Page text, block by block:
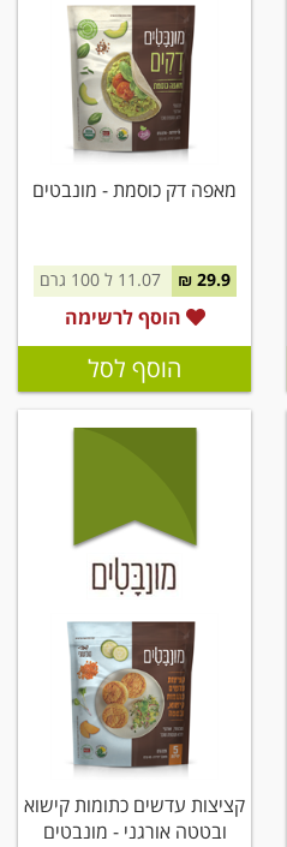
מאפה דק כוסמת - מונבטים
29.9 ₪ 11.07 ל 100 גרם
הוסף לרשימה
הוסף לסל
קציצות עדשים כתומות קישוא
ובטטה אורגני - מונבטים